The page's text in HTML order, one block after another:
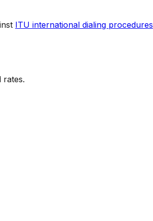
ITU international dialing procedures
rates.